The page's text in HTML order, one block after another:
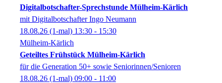
Digitalbotschafter-Sprechstunde Mülheim-Kärlich
mit Digitalbotschafter Ingo Neumann
18.08.26 (1-mal) 13:30 - 15:30
Mülheim-Kärlich
Geteiltes Frühstück Mülheim-Kärlich
für die Generation 50+ sowie Seniorinnen/Senioren
18.08.26 (1-mal) 09:00 - 11:00